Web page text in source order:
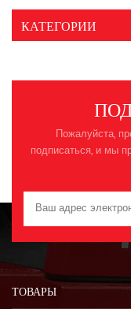
КАТЕГОРИИ
Пожалуйста,
подписаться, и мы
ТОВАРЫ